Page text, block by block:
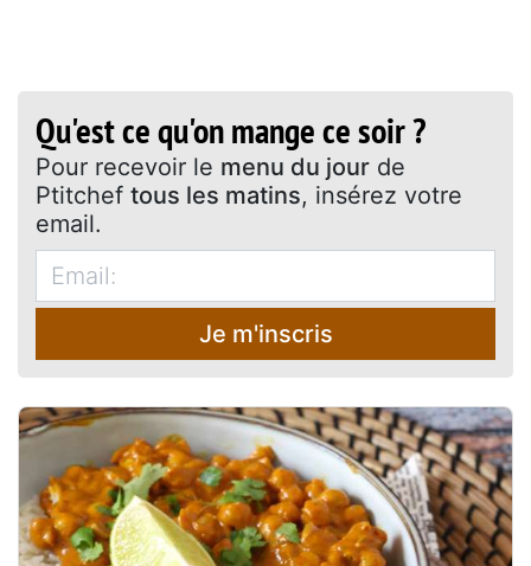
Qu'est ce qu'on mange ce soir ?
Pour recevoir le menu du jour de
Ptitchef tous les matins, insérez votre
email.
Je m'inscris